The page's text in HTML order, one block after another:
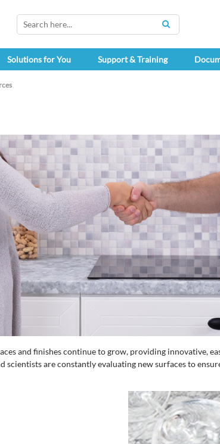
SEARCH
Solutions for You Support & Training
and finishes continue to grow, providing innovative,
are constantly evaluating new surfaces to